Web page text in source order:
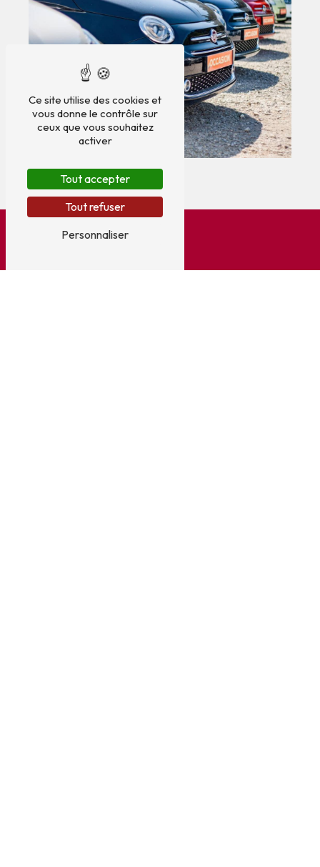
Ce site utilise des cookies et
vous donne le contrôle sur
ceux que vous souhaitez
activer
Tout accepter
Tout refuser
Personnaliser